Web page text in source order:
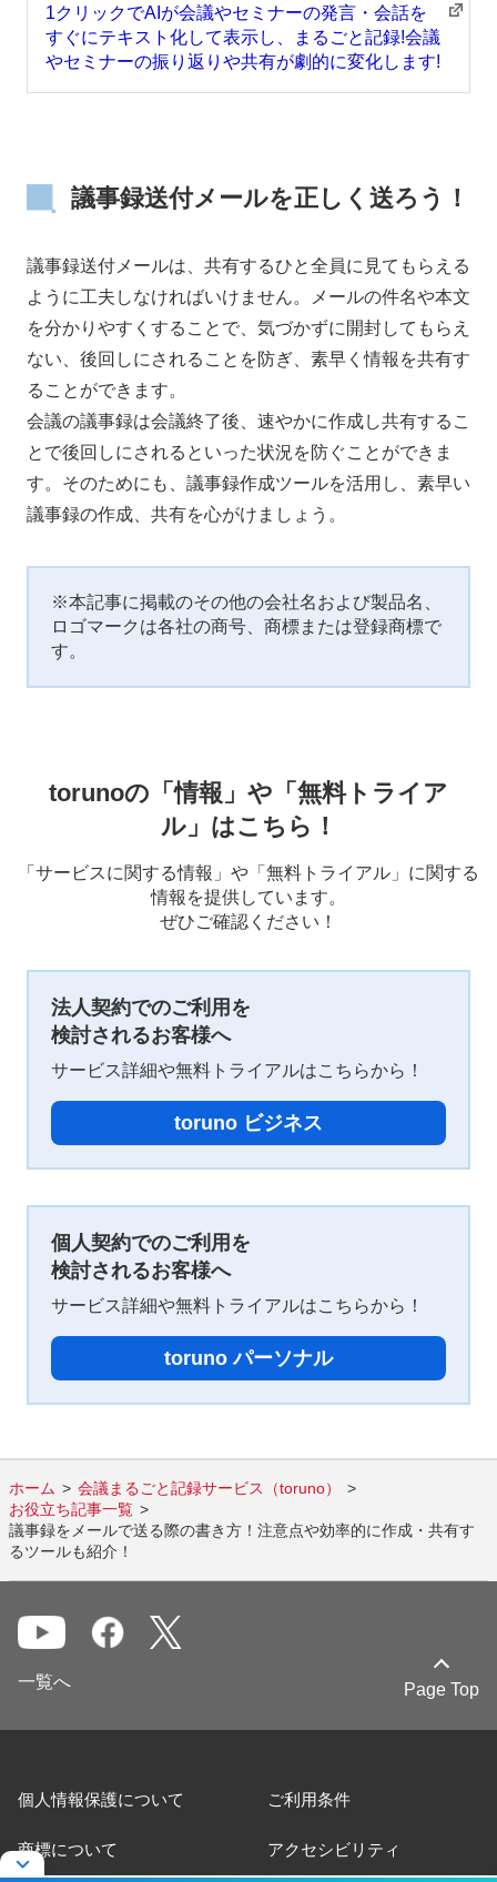
1クリックでAIが会議やセミナーの発言・会話を
すぐにテキスト化して表示し、まるごと記録!会議
やセミナーの振り返りや共有が劇的に変化します!
議事録送付メールを正しく送ろう！
議事録送付メールは、共有するひと全員に見てもらえる
ように工夫しなければいけません。メールの件名や本文
を分かりやすくすることで、気づかずに開封してもらえ
ない、後回しにされることを防ぎ、素早く情報を共有す
ることができます。
会議の議事録は会議終了後、速やかに作成し共有するこ
とで後回しにされるといった状況を防ぐことができま
す。そのためにも、議事録作成ツールを活用し、素早い
議事録の作成、共有を心がけましょう。
※本記事に掲載のその他の会社名および製品名、
ロゴマークは各社の商号、商標または登録商標で
す。
torunoの「情報」や「無料トライア
ル」はこちら！
「サービスに関する情報」や「無料トライアル」に関する
情報を提供しています。
ぜひご確認ください！
法人契約でのご利用を
検討されるお客様へ
サービス詳細や無料トライアルはこちらから！
toruno ビジネス
個人契約でのご利用を
検討されるお客様へ
サービス詳細や無料トライアルはこちらから！
toruno パーソナル
ホーム
会議まるごと記録サービス（toruno）
お役立ち記事一覧
議事録をメールで送る際の書き方！注意点や効率的に作成・共有す
るツールも紹介！
Page Top
一覧へ
個人情報保護について ご利用条件
商標について アクセシビリティ